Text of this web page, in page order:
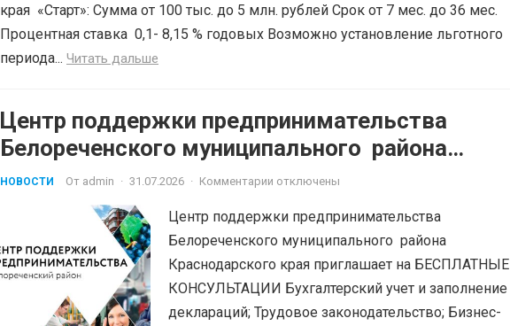
края «Старт»: Сумма от 100 тыс. до 5 млн. рублей Срок от 7 мес. до 36 мес.
Процентная ставка 0,1- 8,15 % годовых Возможно установление льготного
периода... Читать дальше
Центр поддержки предпринимательства
Белореченского муниципального района
Краснодарского края приглашает на
БЕСПЛАТНЫЕ КОНСУЛЬТАЦИИ
НОВОСТИ От admin · 31.07.2026 · Комментарии отключены
Центр поддержки предпринимательства
Белореченского муниципального района
Краснодарского края приглашает на БЕСПЛАТНЫЕ
КОНСУЛЬТАЦИИ Бухгалтерский учет и заполнение
деклараций; Трудовое законодательство; Бизнес-